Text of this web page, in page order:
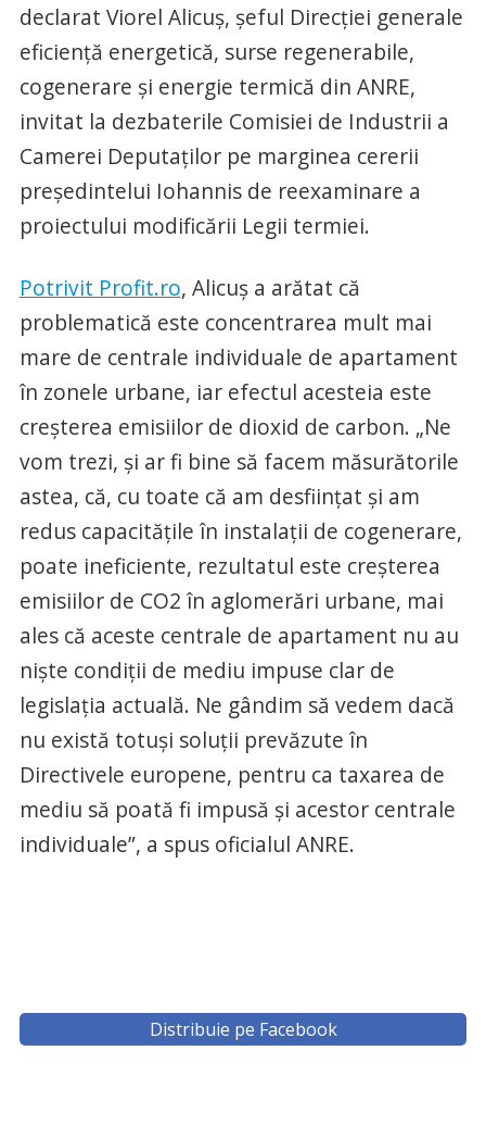
declarat Viorel Alicuș, șeful Direcției generale
eficiență energetică, surse regenerabile,
cogenerare și energie termică din ANRE,
invitat la dezbaterile Comisiei de Industrii a
Camerei Deputaților pe marginea cererii
președintelui Iohannis de reexaminare a
proiectului modificării Legii termiei.
Potrivit Profit.ro, Alicuș a arătat că
problematică este concentrarea mult mai
mare de centrale individuale de apartament
în zonele urbane, iar efectul acesteia este
creșterea emisiilor de dioxid de carbon. „Ne
vom trezi, și ar fi bine să facem măsurătorile
astea, că, cu toate că am desființat și am
redus capacitățile în instalații de cogenerare,
poate ineficiente, rezultatul este creșterea
emisiilor de CO2 în aglomerări urbane, mai
ales că aceste centrale de apartament nu au
niște condiții de mediu impuse clar de
legislația actuală. Ne gândim să vedem dacă
nu există totuși soluții prevăzute în
Directivele europene, pentru ca taxarea de
mediu să poată fi impusă și acestor centrale
individuale”, a spus oficialul ANRE.
Distribuie pe Facebook